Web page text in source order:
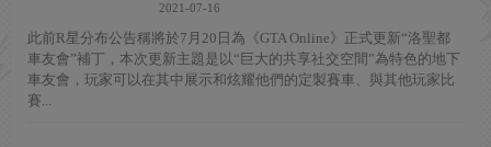
2021-07-16
此前R星分布公告稱將於7月20日為《GTA Online》正式更新“洛聖都
車友會”補丁，本次更新主題是以“巨大的共享社交空間”為特色的地下
車友會，玩家可以在其中展示和炫耀他們的定製賽車、與其他玩家比
賽...